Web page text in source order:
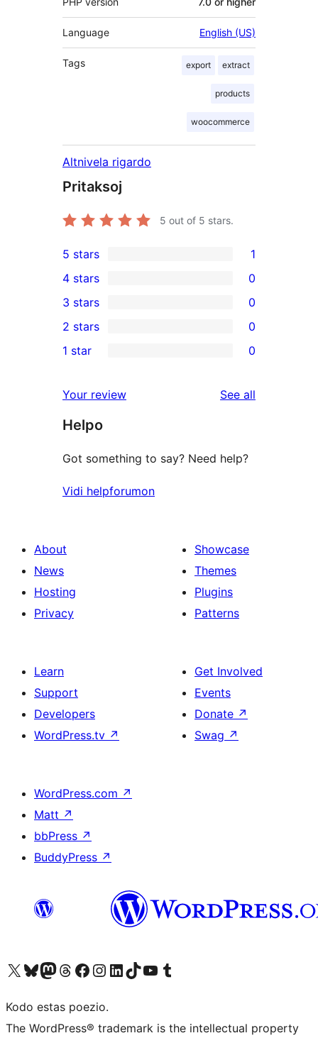
Language English (US)
Tags export extract
products
woocommerce
Altnivela rigardo
Pritaksoj
5 out of 5 stars.
1
5-
star
review
5 stars 1
4-
star
reviews
4 stars 0
0
3-
star
3 stars 0
2-
reviews
2 stars 0
star
reviews
1 star 0
Your review See all
Helpo
Got something to say? Need help?
Vidi helpforumon
About
News
Hosting
Privacy
Showcase
Themes
Plugins
Patterns
Learn
Support
Developers
WordPress.tv ↗
Get Involved
Events
Donate ↗
Swag ↗
WordPress.com ↗
Matt ↗
bbPress ↗
BuddyPress ↗
Visit our X (formerly Twitter) account
Visit our Bluesky account
Visit our Mastodon account
Visit our Threads account
Visit our Facebook page
Visit our Instagram account
Visit our LinkedIn account
Visit our TikTok account
Visit our YouTube channel
Visit our Tumblr account
Kodo estas poezio.
The WordPress® trademark is the intellectual property